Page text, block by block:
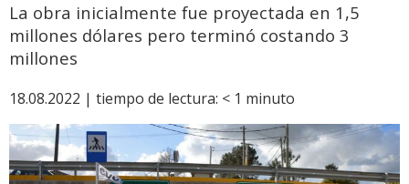
La obra inicialmente fue proyectada en 1,5
millones dólares pero terminó costando 3
millones
18.08.2022 | tiempo de lectura: < 1 minuto